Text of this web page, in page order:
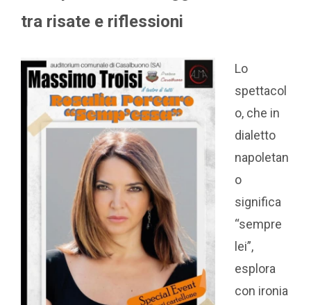
tra risate e riflessioni
Lo
spettacol
o, che in
dialetto
napoletan
o
significa
“sempre
lei”,
esplora
con ironia